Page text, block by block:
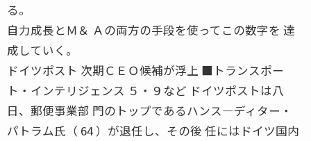
る。
自力成長とＭ＆ Ａの両方の手段を使ってこの数字を 達
成していく。
ドイツポスト 次期ＣＥＯ候補が浮上 ■トランスポー
ト・インテリジェンス ５・９など ドイツポストは八
日、郵便事業部 門のトップであるハンス―ディター・
パトラム氏（ 64 ）が退任し、その後 任にはドイツ国内